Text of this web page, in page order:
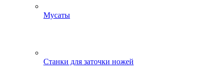
Мусаты
Станки для заточки ножей